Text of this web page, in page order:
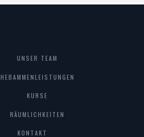
UNSER TEAM
HEBAMMENLEISTUNGEN
KURSE
RÄUMLICHKEITEN
KONTAKT